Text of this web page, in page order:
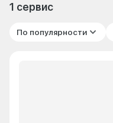
1 сервис
По популярности